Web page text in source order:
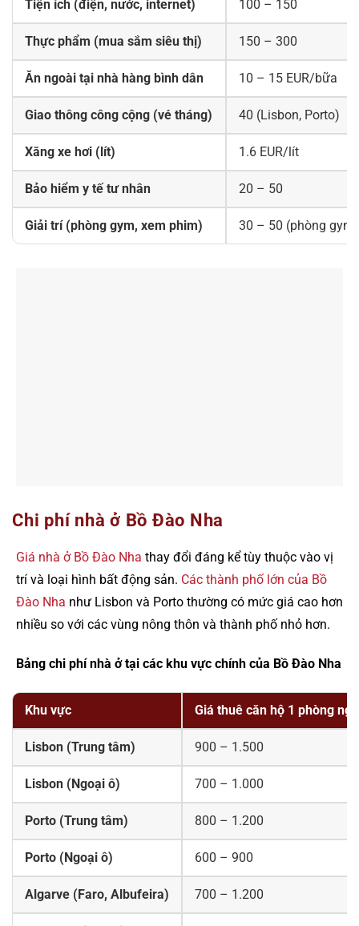
Tiện ích (điện, nước, internet) 100 – 150
Thực phẩm (mua sắm siêu thị) 150 – 300
Ăn ngoài tại nhà hàng bình dân 10 – 15 EUR/bữa
Giao thông công cộng (vé tháng) 40 (Lisbon, Porto)
Xăng xe hơi (lít) 1.6 EUR/lít
Bảo hiểm y tế tư nhân 20 – 50
Giải trí (phòng gym, xem phim) 30 – 50 (phòng
Chi phí nhà ở Bồ Đào Nha
Giá nhà ở Bồ Đào Nha thay đổi đáng kể tùy thuộc vào vị
trí và loại hình bất động sản. Các thành phố lớn của Bồ
Đào Nha như Lisbon và Porto thường có mức giá cao hơn
nhiều so với các vùng nông thôn và thành phố nhỏ hơn.
Bảng chi phí nhà ở tại các khu vực chính của Bồ Đào Nha
Khu vực Giá thuê căn hộ 1 phòng
Lisbon (Trung tâm) 900 – 1.500
Lisbon (Ngoại ô) 700 – 1.000
Porto (Trung tâm) 800 – 1.200
Porto (Ngoại ô) 600 – 900
Algarve (Faro, Albufeira) 700 – 1.200